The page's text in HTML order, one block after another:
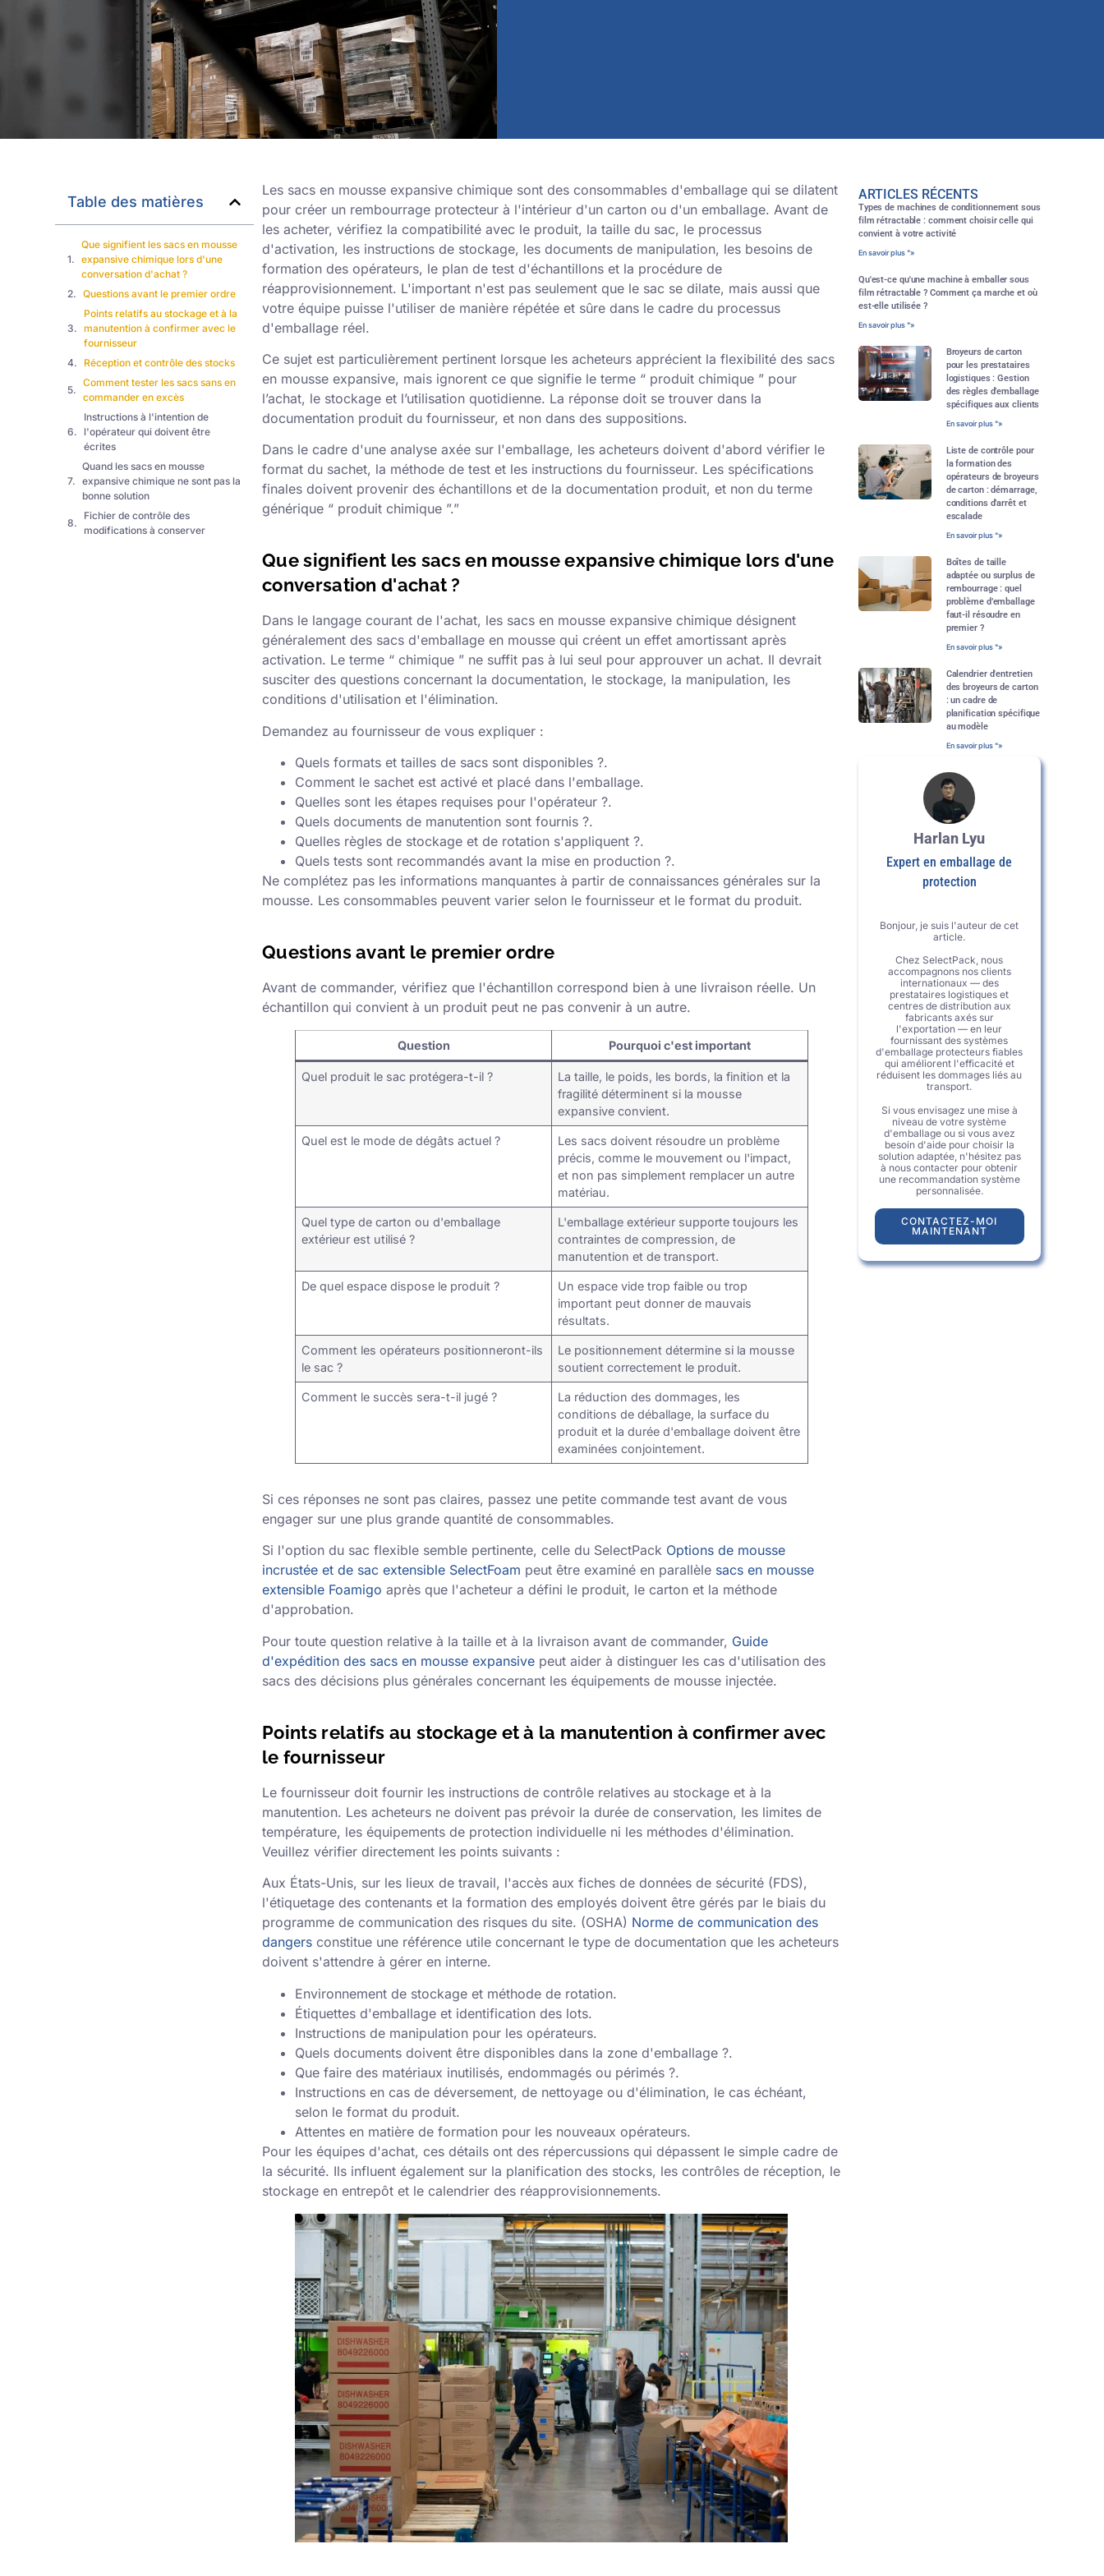
Table des matières
Que signifient les sacs en mousse
expansive chimique lors d'une
conversation d'achat ?
Questions avant le premier ordre
Points relatifs au stockage et à la
manutention à confirmer avec le
fournisseur
Réception et contrôle des stocks
Comment tester les sacs sans en
commander en excès
Instructions à l'intention de
l'opérateur qui doivent être
écrites
Quand les sacs en mousse
expansive chimique ne sont pas la
bonne solution
Fichier de contrôle des
modifications à conserver
Les sacs en mousse expansive chimique sont des consommables d'emballage qui se dilatent
pour créer un rembourrage protecteur à l'intérieur d'un carton ou d'un emballage. Avant de
les acheter, vérifiez la compatibilité avec le produit, la taille du sac, le processus
d'activation, les instructions de stockage, les documents de manipulation, les besoins de
formation des opérateurs, le plan de test d'échantillons et la procédure de
réapprovisionnement. L'important n'est pas seulement que le sac se dilate, mais aussi que
votre équipe puisse l'utiliser de manière répétée et sûre dans le cadre du processus
d'emballage réel.
Ce sujet est particulièrement pertinent lorsque les acheteurs apprécient la flexibilité des sacs
en mousse expansive, mais ignorent ce que signifie le terme “ produit chimique ” pour
l’achat, le stockage et l’utilisation quotidienne. La réponse doit se trouver dans la
documentation produit du fournisseur, et non dans des suppositions.
Dans le cadre d'une analyse axée sur l'emballage, les acheteurs doivent d'abord vérifier le
format du sachet, la méthode de test et les instructions du fournisseur. Les spécifications
finales doivent provenir des échantillons et de la documentation produit, et non du terme
générique “ produit chimique ”.”
Que signifient les sacs en mousse expansive chimique lors d'une
conversation d'achat ?
Dans le langage courant de l'achat, les sacs en mousse expansive chimique désignent
généralement des sacs d'emballage en mousse qui créent un effet amortissant après
activation. Le terme “ chimique ” ne suffit pas à lui seul pour approuver un achat. Il devrait
susciter des questions concernant la documentation, le stockage, la manipulation, les
conditions d'utilisation et l'élimination.
Demandez au fournisseur de vous expliquer :
Quels formats et tailles de sacs sont disponibles ?.
Comment le sachet est activé et placé dans l'emballage.
Quelles sont les étapes requises pour l'opérateur ?.
Quels documents de manutention sont fournis ?.
Quelles règles de stockage et de rotation s'appliquent ?.
Quels tests sont recommandés avant la mise en production ?.
Ne complétez pas les informations manquantes à partir de connaissances générales sur la
mousse. Les consommables peuvent varier selon le fournisseur et le format du produit.
Questions avant le premier ordre
Avant de commander, vérifiez que l'échantillon correspond bien à une livraison réelle. Un
échantillon qui convient à un produit peut ne pas convenir à un autre.
Question Pourquoi c'est important
Quel produit le sac protégera-t-il ?
La taille, le poids, les bords, la finition et la
fragilité déterminent si la mousse
expansive convient.
Quel est le mode de dégâts actuel ?
Les sacs doivent résoudre un problème
précis, comme le mouvement ou l'impact,
et non pas simplement remplacer un autre
matériau.
Quel type de carton ou d'emballage
extérieur est utilisé ?
L'emballage extérieur supporte toujours les
contraintes de compression, de
manutention et de transport.
De quel espace dispose le produit ?
Un espace vide trop faible ou trop
important peut donner de mauvais
résultats.
Comment les opérateurs positionneront-ils
le sac ?
Le positionnement détermine si la mousse
soutient correctement le produit.
Comment le succès sera-t-il jugé ?
La réduction des dommages, les
conditions de déballage, la surface du
produit et la durée d'emballage doivent être
examinées conjointement.
Si ces réponses ne sont pas claires, passez une petite commande test avant de vous
engager sur une plus grande quantité de consommables.
Si l'option du sac flexible semble pertinente, celle du SelectPack Options de mousse
incrustée et de sac extensible SelectFoam peut être examiné en parallèle sacs en mousse
extensible Foamigo après que l'acheteur a défini le produit, le carton et la méthode
d'approbation.
Pour toute question relative à la taille et à la livraison avant de commander, Guide
d'expédition des sacs en mousse expansive peut aider à distinguer les cas d'utilisation des
sacs des décisions plus générales concernant les équipements de mousse injectée.
Points relatifs au stockage et à la manutention à confirmer avec
le fournisseur
Le fournisseur doit fournir les instructions de contrôle relatives au stockage et à la
manutention. Les acheteurs ne doivent pas prévoir la durée de conservation, les limites de
température, les équipements de protection individuelle ni les méthodes d'élimination.
Veuillez vérifier directement les points suivants :
Aux États-Unis, sur les lieux de travail, l'accès aux fiches de données de sécurité (FDS),
l'étiquetage des contenants et la formation des employés doivent être gérés par le biais du
programme de communication des risques du site. (OSHA) Norme de communication des
dangers constitue une référence utile concernant le type de documentation que les acheteurs
doivent s'attendre à gérer en interne.
Environnement de stockage et méthode de rotation.
Étiquettes d'emballage et identification des lots.
Instructions de manipulation pour les opérateurs.
Quels documents doivent être disponibles dans la zone d'emballage ?.
Que faire des matériaux inutilisés, endommagés ou périmés ?.
Instructions en cas de déversement, de nettoyage ou d'élimination, le cas échéant,
selon le format du produit.
Attentes en matière de formation pour les nouveaux opérateurs.
Pour les équipes d'achat, ces détails ont des répercussions qui dépassent le simple cadre de
la sécurité. Ils influent également sur la planification des stocks, les contrôles de réception, le
stockage en entrepôt et le calendrier des réapprovisionnements.
ARTICLES RÉCENTS
Types de machines de conditionnement sous
film rétractable : comment choisir celle qui
convient à votre activité
En savoir plus "»
Qu'est-ce qu'une machine à emballer sous
film rétractable ? Comment ça marche et où
est-elle utilisée ?
En savoir plus "»
Broyeurs de carton
pour les prestataires
logistiques : Gestion
des règles d’emballage
spécifiques aux clients
En savoir plus "»
Liste de contrôle pour
la formation des
opérateurs de broyeurs
de carton : démarrage,
conditions d’arrêt et
escalade
En savoir plus "»
Boîtes de taille
adaptée ou surplus de
rembourrage : quel
problème d’emballage
faut-il résoudre en
premier ?
En savoir plus "»
Calendrier d'entretien
des broyeurs de carton
: un cadre de
planification spécifique
au modèle
En savoir plus "»
Harlan Lyu
Expert en emballage de
protection
Bonjour, je suis l'auteur de cet
article.
Chez SelectPack, nous
accompagnons nos clients
internationaux — des
prestataires logistiques et
centres de distribution aux
fabricants axés sur
l'exportation — en leur
fournissant des systèmes
d'emballage protecteurs fiables
qui améliorent l'efficacité et
réduisent les dommages liés au
transport.
Si vous envisagez une mise à
niveau de votre système
d'emballage ou si vous avez
besoin d'aide pour choisir la
solution adaptée, n'hésitez pas
à nous contacter pour obtenir
une recommandation système
personnalisée.
CONTACTEZ-MOI
MAINTENANT